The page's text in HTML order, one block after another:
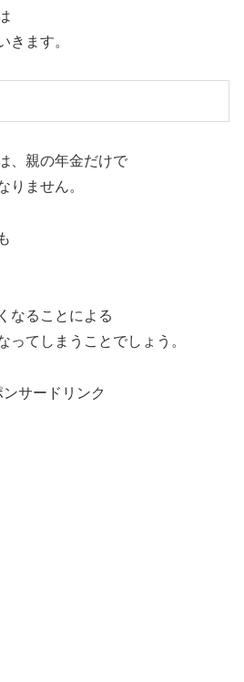
きます。
、親の年金だけで
りません。
なることによる
ってしまうことでしょう。
ンサードリンク